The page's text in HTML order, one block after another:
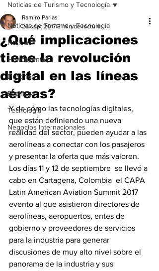
Noticias de Turismo y Tecnología
Noticias
Herramientas
Destinos
Eventos
Tecnología
Negocios Internacionales
Noticias de Turismo y Tecnología
¿Qué implicaciones
tiene la revolución
digital en las líneas
aéreas?
Ramiro Parias
26 sept 2017 3 min de lectura
Y de cómo las tecnologías digitales,
que están definiendo una nueva
realidad del sector, pueden ayudar a las
aerolíneas a conectar con los pasajeros
y presentar la oferta que más valoren.
Los días 11 y 12 de septiembre  se llevó a
cabo en Cartagena, Colombia  el CAPA
Latin American Aviation Summit 2017
evento al que asistieron directores de
aerolíneas, aeropuertos, entes de
gobierno y proveedores de servicios
para la industria para generar
discusiones de muy alto nivel sobre el
panorama de la industria y sus